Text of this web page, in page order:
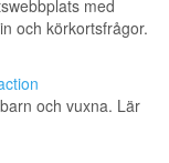
med
och körkortsfrågor.
och vuxna. Lär